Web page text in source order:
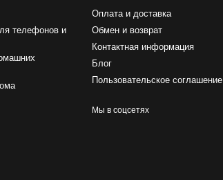
телефонов и
Оплата и доставка
Обмен и возврат
Контактная информация
Блог
Пользовательское соглашение
Мы в соцсетях